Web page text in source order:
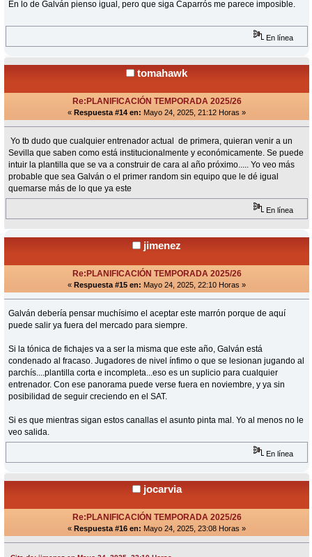
En lo de Galván pienso igual, pero que siga Caparrós me parece imposible.
En línea
tomahawk
Re:PLANIFICACIÓN TEMPORADA 2025/26
« Respuesta #14 en: Mayo 24, 2025, 21:12 Horas »
Yo tb dudo que cualquier entrenador actual de primera, quieran venir a un
Sevilla que saben como está institucionalmente y económicamente. Se puede
intuir la plantilla que se va a construir de cara al año próximo..... Yo veo más
probable que sea Galván o el primer random sin equipo que le dé igual
quemarse más de lo que ya este
En línea
jimenez
Re:PLANIFICACIÓN TEMPORADA 2025/26
« Respuesta #15 en: Mayo 24, 2025, 22:10 Horas »
Galván debería pensar muchísimo el aceptar este marrón porque de aquí
puede salir ya fuera del mercado para siempre.
Si la tónica de fichajes va a ser la misma que este año, Galván está
condenado al fracaso. Jugadores de nivel ínfimo o que se lesionan jugando al
parchís....plantilla corta e incompleta...eso es un suplicio para cualquier
entrenador. Con ese panorama puede verse fuera en noviembre, y ya sin
posibilidad de seguir creciendo en el SAT.
Si es que mientras sigan estos canallas el asunto pinta mal. Yo al menos no le
veo salida.
En línea
jocarvia
Re:PLANIFICACIÓN TEMPORADA 2025/26
« Respuesta #16 en: Mayo 24, 2025, 23:08 Horas »